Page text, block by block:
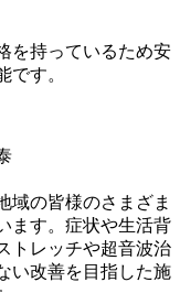
を持っているため安
です。
域の皆様のさまざま
ます。症状や生活背
トレッチや超音波治
い改善を目指した施